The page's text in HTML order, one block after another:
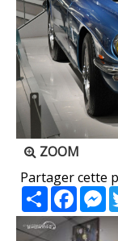
ZOOM
Partager cette
Partager